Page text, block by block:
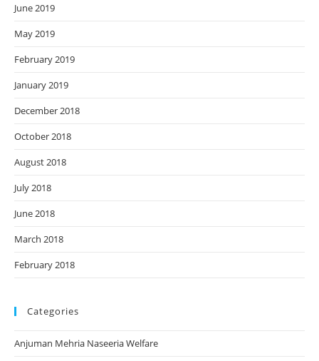
June 2019
May 2019
February 2019
January 2019
December 2018
October 2018
August 2018
July 2018
June 2018
March 2018
February 2018
Categories
Anjuman Mehria Naseeria Welfare